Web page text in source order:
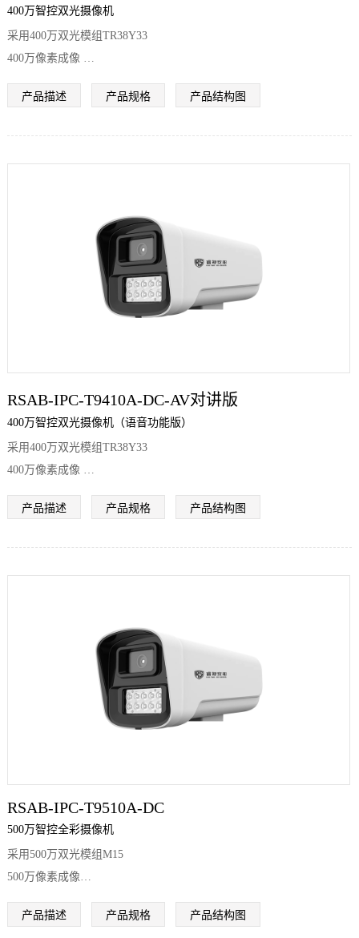
400万智控双光摄像机
采用400万双光模组TR38Y33
400万像素成像
产品描述
产品规格 产品结构图
RSAB-IPC-T9410A-DC-AV对讲版
400万智控双光摄像机（语音功能版）
采用400万双光模组TR38Y33
400万像素成像
产品描述
产品规格 产品结构图
RSAB-IPC-T9510A-DC
500万智控全彩摄像机
采用500万双光模组M15
500万像素成像
产品描述
产品规格 产品结构图